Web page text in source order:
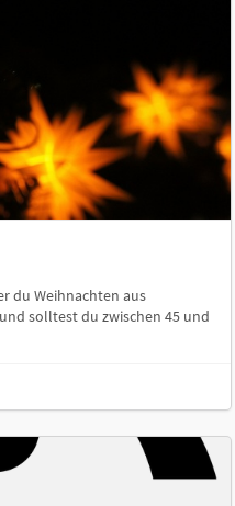
du Weihnachten aus
solltest du zwischen 45 und